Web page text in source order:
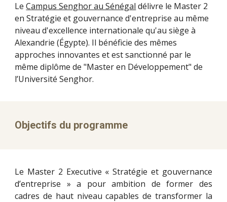
LeCampus Senghor au Sénégal délivre le Master 2
en Stratégie et gouvernance d'entreprise au même
niveau d'excellence internationale qu'au siège à
Alexandrie (Égypte). Il bénéficie des mêmes
approches innovantes et est sanctionné par le
même diplôme de "Master en Développement" de
l’Université Senghor.
Objectifs du programme
Le Master 2 Executive « Stratégie et gouvernance
d’entreprise » a pour ambition de former des
cadres de haut niveau capables de transformer la